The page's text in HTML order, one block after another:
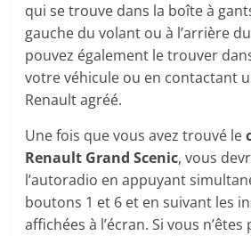
qui se trouve dans la boîte à
gauche du volant ou à l’arrière
pouvez également le trouver
votre véhicule ou en contactant
Renault agréé.
Une fois que vous avez trouvé le
Renault Grand Scenic, vous
l’autoradio en appuyant
boutons 1 et 6 et en suivant les
affichées à l’écran. Si vous n’êtes